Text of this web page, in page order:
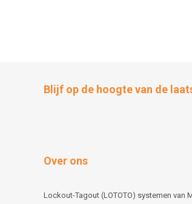
Blijf op de hoogte van de
Over ons
Lockout-Tagout (LOTOTO) systemen van